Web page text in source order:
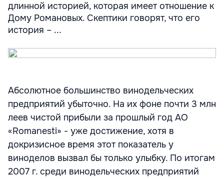
длинной историей, которая имеет отношение к
Дому Романовых. Скептики говорят, что его
история – ...
Абсолютное большинство винодельческих
предприятий убыточно. На их фоне почти 3 млн
леев чистой прибыли за прошлый год АО
«Romanesti» - уже достижение, хотя в
докризисное время этот показатель у
виноделов вызвал бы только улыбку. По итогам
2007 г. среди винодельческих предприятий